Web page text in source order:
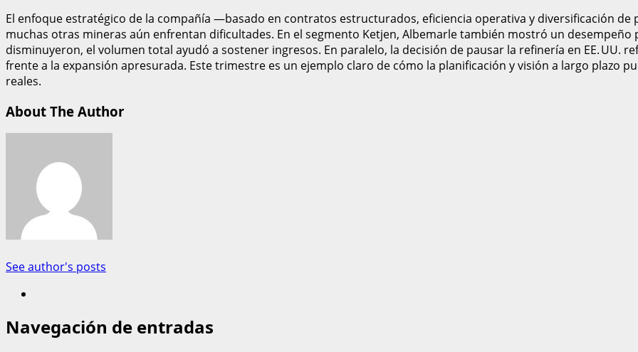
El enfoque estratégico de la compañía —basado en contratos estructurados, eficiencia operativa y diversificación
muchas otras mineras aún enfrentan dificultades. En el segmento Ketjen, Albemarle también mostró un
disminuyeron, el volumen total ayudó a sostener ingresos. En paralelo, la decisión de pausar la refinería en EE. UU.
frente a la expansión apresurada. Este trimestre es un ejemplo claro de cómo la planificación y visión a largo plazo
reales.
About The Author
See author's posts
Navegación de entradas